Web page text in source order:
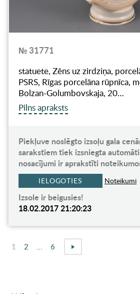
№ 31771
statuete, Zēns uz zirdziņa,
PSRS, Rīgas porcelāna rūpnīca,
Bolzan-Golumbovskaja, 20…
Pilns apraksts
Piekļuve noslēgto izsoļu gala
sarakstiem tiek izsniegta
nosacījumi ir aprakstīti
IELOGOTIES Noteikumi
Izsole ir beigusies!
18.02.2017 21:20:23
1 2 6